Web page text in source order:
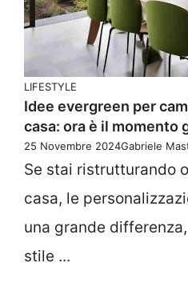
LIFESTYLE
Idee evergreen per
casa: ora è il momento
25 Novembre 2024Gabriele
Se stai ristrutturando
casa, le
una grande
stile ...